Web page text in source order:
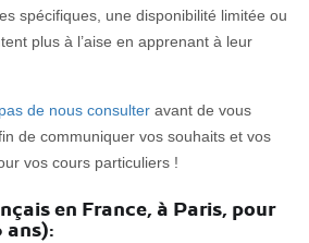
spécifiques, une disponibilité limitée ou
plus à l’aise en apprenant à leur
de nous consulter avant de vous
de communiquer vos souhaits et vos
vos cours particuliers !
en France, à Paris, pour
ans):